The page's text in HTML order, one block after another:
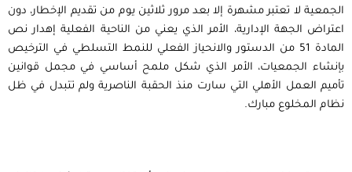
الجمعية لا تعتبر مشهرة إلا بعد مرور ثلاثين يوم من تقديم الإخطار، دون
اعتراض الجهة الإدارية، الأمر الذي يعني من الناحية الفعلية إهدار نص
المادة 51 من الدستور والانحياز الفعلي للنمط التسلطي في الترخيص
بإنشاء الجمعيات، الأمر الذي شكل ملمح أساسي في مجمل قوانين
تأميم العمل الأهلي التي سارت منذ الحقبة الناصرية ولم تتبدل في ظل
نظام المخلوع مبارك.